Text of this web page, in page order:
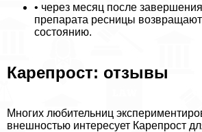
• через месяц после
препарата ресницы
состоянию.
Карепрост: отзывы
Многих любительниц
внешностью интересует Карепрост